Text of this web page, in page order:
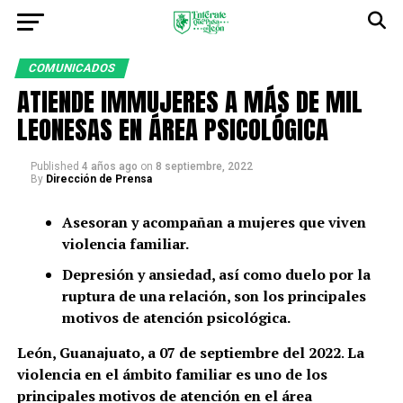
COMUNICADOS
ATIENDE IMMUJERES A MÁS DE MIL
LEONESAS EN ÁREA PSICOLÓGICA
Published 4 años ago on 8 septiembre, 2022
By Dirección de Prensa
Asesoran y acompañan a mujeres que viven
violencia familiar.
Depresión y ansiedad, así como duelo por la
ruptura de una relación, son los principales
motivos de atención psicológica.
León, Guanajuato, a 07 de septiembre del 2022.La
violencia en el ámbito familiar es uno de los
principales motivos de atención en el área